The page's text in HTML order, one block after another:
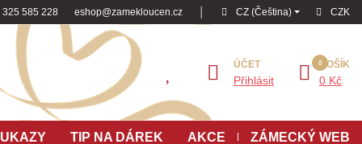
325 585 228 eshop@zamekloucen.cz CZ (Čeština) CZK
ÚČET
Přihlásit
KOŠÍK
0 Kč
TIP NA DÁREK AKCE ZÁMECKÝ WEB